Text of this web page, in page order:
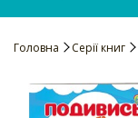
Головна Серії книг